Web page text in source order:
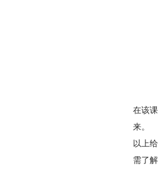
在该
来。
以上
需了